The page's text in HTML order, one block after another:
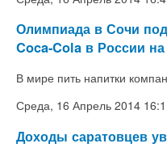
Олимпиада в Сочи
Coca-Cola в России на
В мире пить напитки
Среда, 16 Апрель 2014
Доходы саратовцев